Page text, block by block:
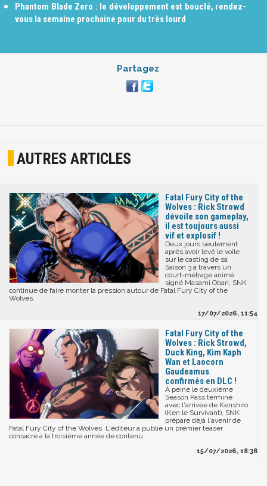
Phantom Blade Zero : le développement est bouclé, rendez-
vous la semaine prochaine pour du très lourd
Partagez
AUTRES ARTICLES
Fatal Fury City of the
Wolves : Rick Strowd
dévoile son gameplay,
il est toujours aussi
vif et explosif !
Deux jours seulement
après avoir levé le voile
sur le casting de sa
Saison 3 à travers un
court-métrage animé
signé Masami Obari, SNK
continue de faire monter la pression autour de Fatal Fury City of the
Wolves.
17/07/2026, 11:54
Fatal Fury City of the
Wolves : Rick Strowd,
Duck King, Kim Kaph
Wan et Laocorn
Gaudeamus
confirmés en DLC !
À peine le deuxième
Season Pass terminé
avec l'arrivée de Kenshiro
(Ken le Survivant), SNK
prépare déjà l'avenir de
Fatal Fury City of the Wolves. L'éditeur a publié un premier teaser
consacré à la troisième année de contenu.
15/07/2026, 18:38